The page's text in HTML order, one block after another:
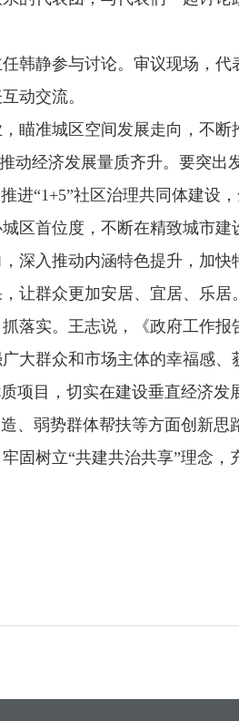
韩静参与讨论。审议现场，代
动交流。
瞄准城区空间发展走向，不断
动经济发展量质齐升。要突出
进“1+5”社区治理共同体建设
区首位度，不断在精致城市建
深入推动内涵特色提升，加快
让群众更加安居、宜居、乐居。
落实。王志说，《政府工作报
大群众和市场主体的幸福感、
项目，切实在建设垂直经济发
、弱势群体帮扶等方面创新思
固树立“共建共治共享”理念，